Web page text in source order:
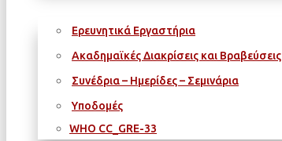
Ερευνητικά Εργαστήρια
Ακαδημαϊκές Διακρίσεις και Βραβεύσεις
Συνέδρια – Ημερίδες – Σεμινάρια
Υποδομές
WΗΟ CC_GRE-33